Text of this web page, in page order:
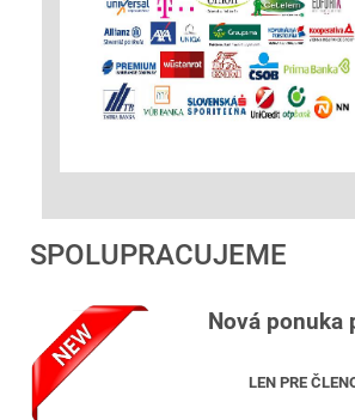
SPOLUPRACUJEME
Nová ponuka
LEN PRE